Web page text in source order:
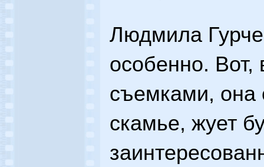
Людмила
особенно.
съемками, она
скамье, жует